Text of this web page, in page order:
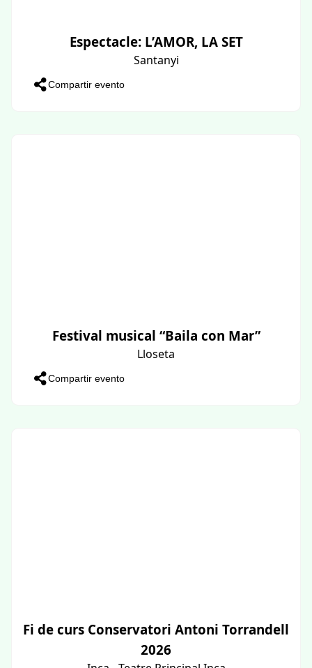
Espectacle: L’AMOR, LA SET
Santanyi
Compartir evento
Festival musical “Baila con Mar”
Lloseta
Compartir evento
Fi de curs Conservatori Antoni Torrandell
2026